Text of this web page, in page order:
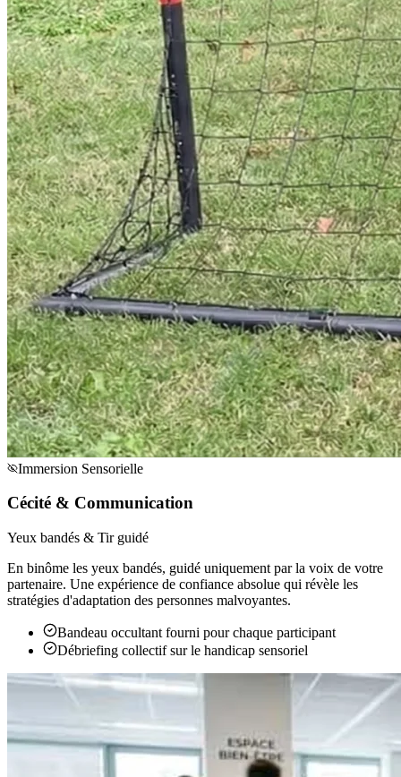
Immersion Sensorielle
Cécité & Communication
Yeux bandés & Tir guidé
En binôme les yeux bandés, guidé uniquement par la voix de votre
partenaire. Une expérience de confiance absolue qui révèle les
stratégies d'adaptation des personnes malvoyantes.
Bandeau occultant fourni pour chaque participant
Débriefing collectif sur le handicap sensoriel